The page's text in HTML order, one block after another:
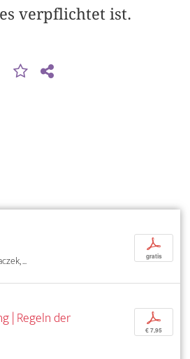
verpflichtet ist.
...
p
gratis
| Regeln der
p
€ 7,95